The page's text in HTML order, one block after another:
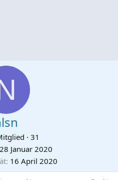
· 31
28 Januar 2020
16 April 2020